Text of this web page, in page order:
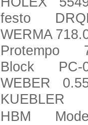
festo
WERMA
Protempo
Block PC-
WEBER
KUEBLER
HBM